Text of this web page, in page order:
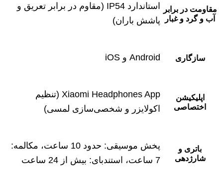
مقاومت در برابر
آب و گرد و غبار
استاندارد IP54 (مقاوم در برابر تعریق و
پاشش باران)
سازگاری Android و iOS
اپلیکیشن
اختصاصی
Xiaomi Headphones App (تنظیم
اکولایزر و شخصی‌سازی لمسی)
باتری و
شارژدهی
پخش موسیقی: حدود 10 ساعت، مکالمه:
7 ساعت، استندبای: بیش از 24 ساعت